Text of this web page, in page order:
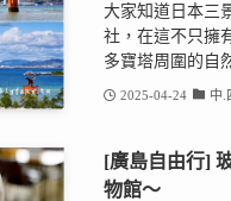
大家知道日本三
社，在這不只擁
多寶塔周圍的自
2025-04-24 中.
[廣島自由行]
物館～